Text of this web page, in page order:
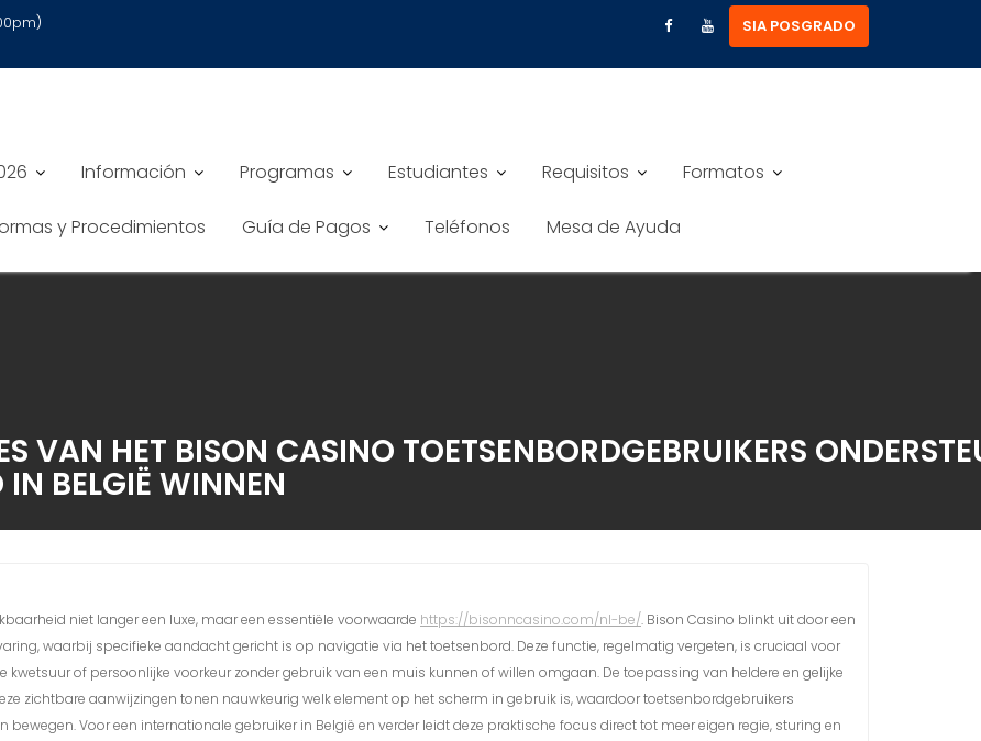
SIA POSGRADO
Información Programas Estudiantes Requisitos Formatos
y Procedimientos Guía de Pagos Teléfonos Mesa de Ayuda
VAN HET BISON CASINO TOETSENBORDGEBRUIKERS
BELGIË WINNEN
niet langer een luxe, maar een essentiële voorwaarde https://bisonncasino.com/nl-be/. Bison Casino blinkt uit door een
waarbij specifieke aandacht gericht is op navigatie via het toetsenbord. Deze functie, regelmatig vergeten, is cruciaal voor
kwetsuur of persoonlijke voorkeur zonder gebruik van een muis kunnen of willen omgaan. De toepassing van heldere en gelijke
zichtbare aanwijzingen tonen nauwkeurig welk element op het scherm in gebruik is, waardoor toetsenbordgebruikers
Voor een internationale gebruiker in België en verder leidt deze praktische focus direct tot meer eigen regie, sturing en